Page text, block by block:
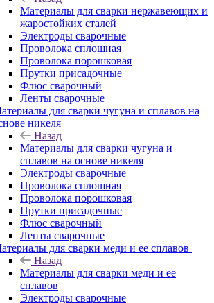
Материалы для сварки нержавеющих и
жаростойких сталей
Электроды сварочные
Проволока сплошная
Проволока порошковая
Прутки присадочные
Флюс сварочный
Ленты сварочные
для сварки чугуна и сплавов на
никеля
Назад
Материалы для сварки чугуна и
сплавов на основе никеля
Электроды сварочные
Проволока сплошная
Проволока порошковая
Прутки присадочные
Флюс сварочный
Ленты сварочные
для сварки меди и ее сплавов
Назад
Материалы для сварки меди и ее
сплавов
Электроды сварочные